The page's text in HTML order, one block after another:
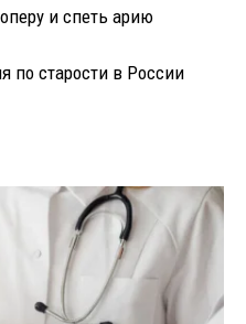
и спеть арию
по старости в России